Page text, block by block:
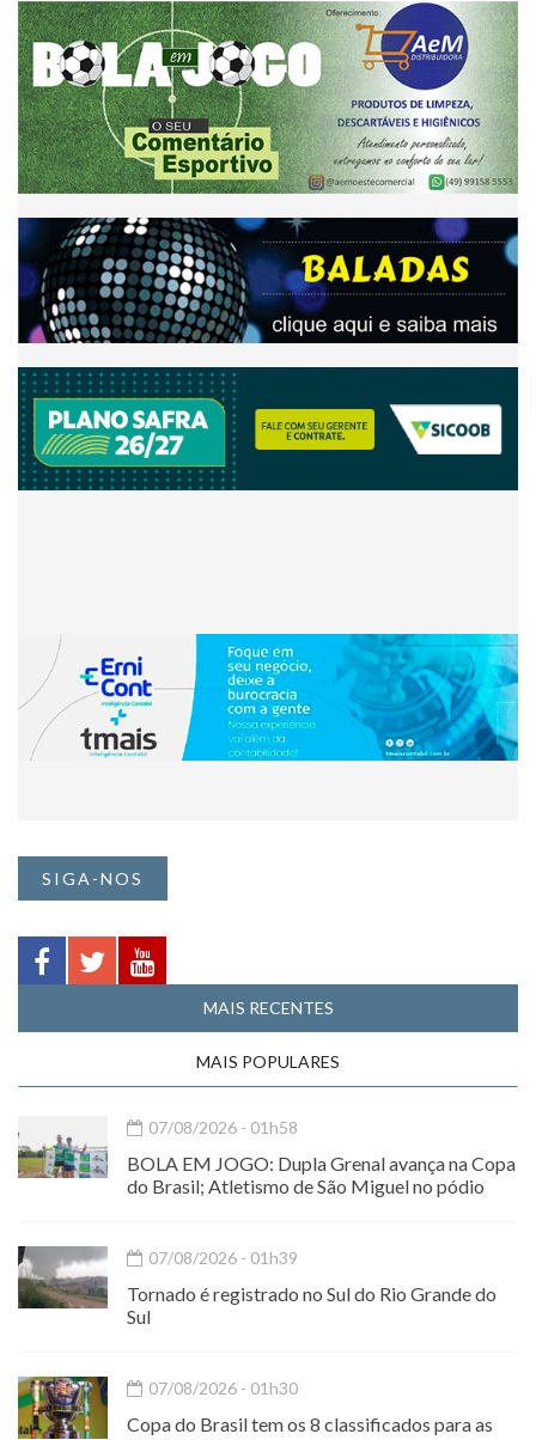
SIGA-NOS
MAIS RECENTES
MAIS POPULARES
07/08/2026 - 01h58
BOLA EM JOGO: Dupla Grenal avança na Copa
do Brasil; Atletismo de São Miguel no pódio
07/08/2026 - 01h39
Tornado é registrado no Sul do Rio Grande do
Sul
07/08/2026 - 01h30
Copa do Brasil tem os 8 classificados para as